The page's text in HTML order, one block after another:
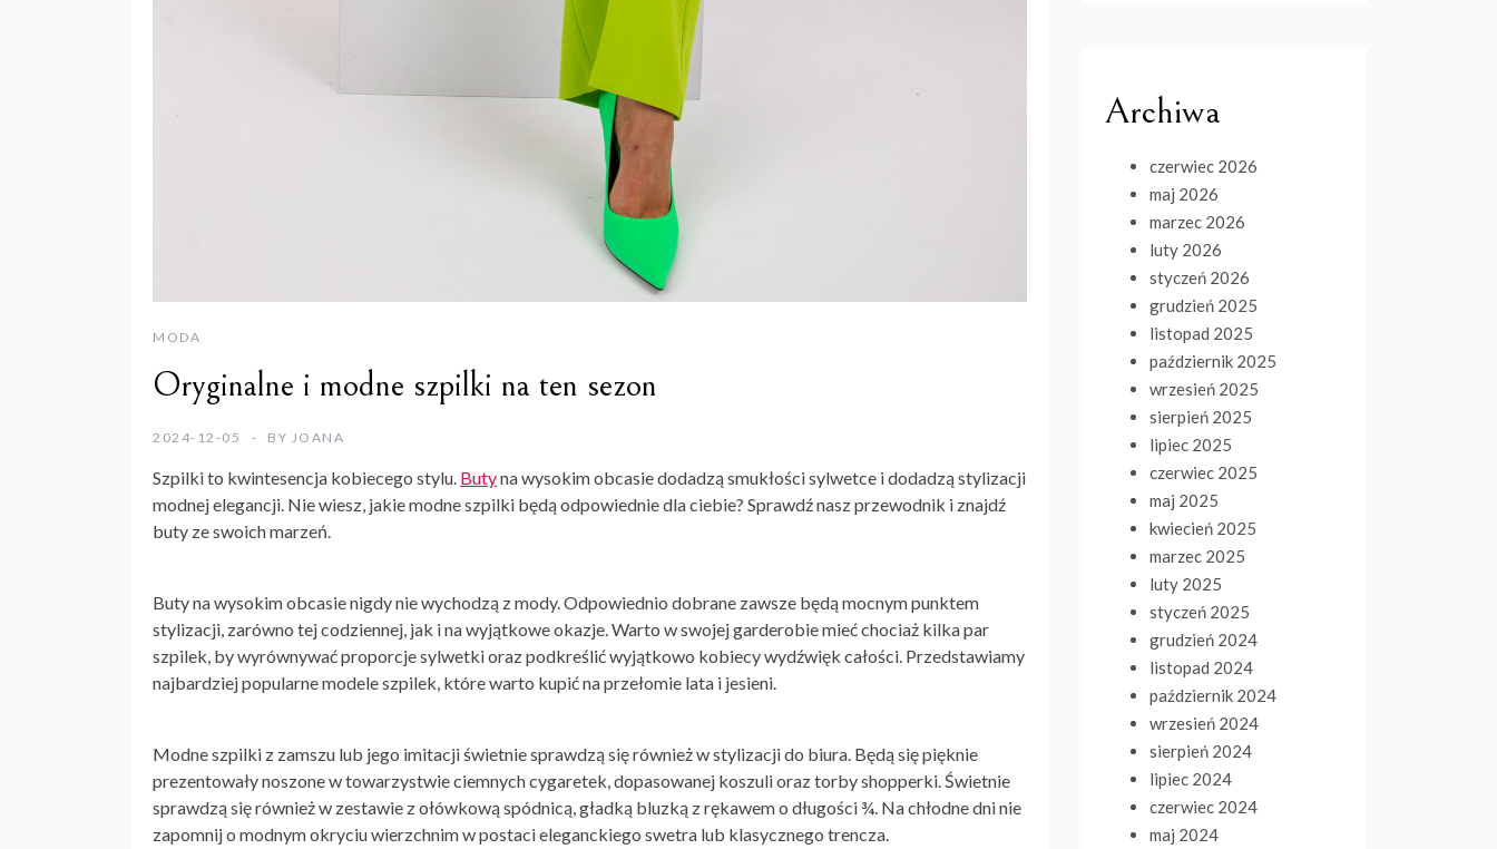
MODA
Oryginalne i modne szpilki na ten sezon
2024-12-05 BY JOANA
Szpilki to kwintesencja kobiecego stylu. Butyna wysokim obcasie dodadzą smukłości sylwetce i dodadzą stylizacji
modnej elegancji. Nie wiesz, jakie modne szpilki będą odpowiednie dla ciebie? Sprawdź nasz przewodnik i znajdź
buty ze swoich marzeń.
Buty na wysokim obcasie nigdy nie wychodzą z mody. Odpowiednio dobrane zawsze będą mocnym punktem
stylizacji, zarówno tej codziennej, jak i na wyjątkowe okazje. Warto w swojej garderobie mieć chociaż kilka par
szpilek, by wyrównywać proporcje sylwetki oraz podkreślić wyjątkowo kobiecy wydźwięk całości. Przedstawiamy
najbardziej popularne modele szpilek, które warto kupić na przełomie lata i jesieni.
Modne szpilki z zamszu lub jego imitacji świetnie sprawdzą się również w stylizacji do biura. Będą się pięknie
prezentowały noszone w towarzystwie ciemnych cygaretek, dopasowanej koszuli oraz torby shopperki. Świetnie
sprawdzą się również w zestawie z ołówkową spódnicą, gładką bluzką z rękawem o długości ¾. Na chłodne dni nie
zapomnij o modnym okryciu wierzchnim w postaci eleganckiego swetra lub klasycznego trencza.
Archiwa
czerwiec 2026
maj 2026
marzec 2026
luty 2026
styczeń 2026
grudzień 2025
listopad 2025
październik 2025
wrzesień 2025
sierpień 2025
lipiec 2025
czerwiec 2025
maj 2025
kwiecień 2025
marzec 2025
luty 2025
styczeń 2025
grudzień 2024
listopad 2024
październik 2024
wrzesień 2024
sierpień 2024
lipiec 2024
czerwiec 2024
maj 2024